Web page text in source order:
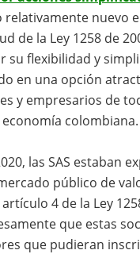
nuevo
de la Ley 1258 de
su flexibilidad y
en una opción
y empresarios de
colombiana.
las SAS estaban
público de
4 de la Ley
que estas
que pudieran